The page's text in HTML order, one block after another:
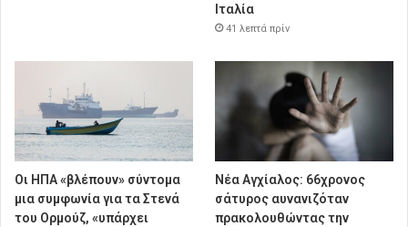
Ιταλία
41 λεπτά πρίν
Οι ΗΠΑ «βλέπουν» σύντομα
μια συμφωνία για τα Στενά
του Ορμούζ, «υπάρχει
Νέα Αγχίαλος: 66χρονος
σάτυρος αυνανιζόταν
πρακολουθώντας την